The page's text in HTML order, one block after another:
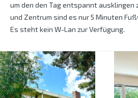
um den den Tag entspannt ausklingen
und Zentrum sind es nur 5 Minuten
Es steht kein W-Lan zur Verfügung.